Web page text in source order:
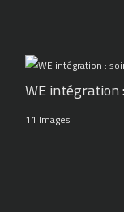
WE intégration
11 Images